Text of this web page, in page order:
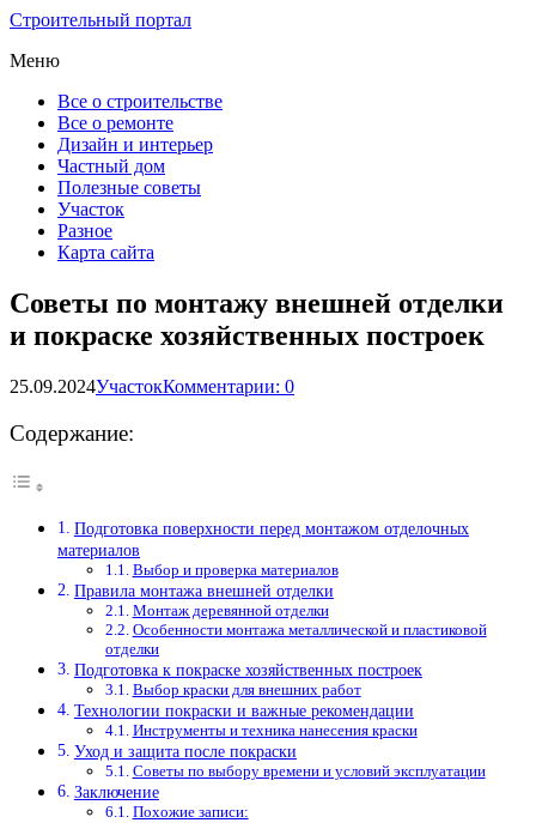
Строительный портал
Меню
Все о строительстве
Все о ремонте
Дизайн и интерьер
Частный дом
Полезные советы
Участок
Разное
Карта сайта
Советы по монтажу внешней отделки
и покраске хозяйственных построек
25.09.2024УчастокКомментарии: 0
Содержание:
Подготовка поверхности перед монтажом отделочных
материалов
Выбор и проверка материалов
Правила монтажа внешней отделки
Монтаж деревянной отделки
Особенности монтажа металлической и пластиковой
отделки
Подготовка к покраске хозяйственных построек
Выбор краски для внешних работ
Технологии покраски и важные рекомендации
Инструменты и техника нанесения краски
Уход и защита после покраски
Советы по выбору времени и условий эксплуатации
Заключение
Похожие записи: